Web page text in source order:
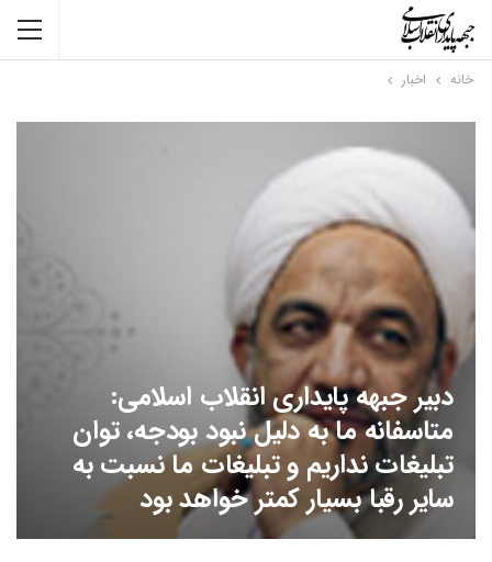
خانه اخبار
دبیر جبهه پایداری انقلاب اسلامی:
متاسفانه ما به دلیل نبود بودجه، توان
تبلیغات نداریم و تبلیغات ما نسبت به
سایر رقبا بسیار کمتر خواهد بود